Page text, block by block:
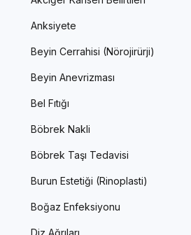
Anksiyete
Beyin Cerrahisi (Nörojirürji)
Beyin Anevrizması
Bel Fıtığı
Böbrek Nakli
Böbrek Taşı Tedavisi
Burun Estetiği (Rinoplasti)
Boğaz Enfeksiyonu
Diz Ağrıları